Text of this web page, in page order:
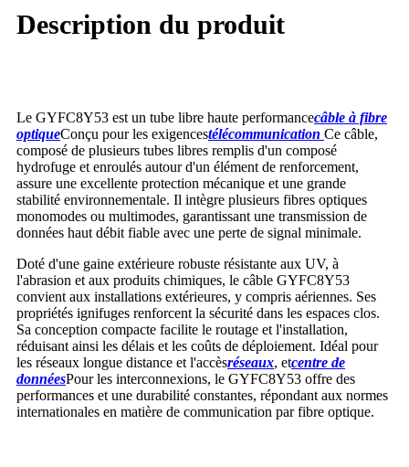
Description du produit
Le GYFC8Y53 est un tube libre haute performancecâble à fibre
optiqueConçu pour les exigencestélécommunication Ce câble,
composé de plusieurs tubes libres remplis d'un composé
hydrofuge et enroulés autour d'un élément de renforcement,
assure une excellente protection mécanique et une grande
stabilité environnementale. Il intègre plusieurs fibres optiques
monomodes ou multimodes, garantissant une transmission de
données haut débit fiable avec une perte de signal minimale.
Doté d'une gaine extérieure robuste résistante aux UV, à
l'abrasion et aux produits chimiques, le câble GYFC8Y53
convient aux installations extérieures, y compris aériennes. Ses
propriétés ignifuges renforcent la sécurité dans les espaces clos.
Sa conception compacte facilite le routage et l'installation,
réduisant ainsi les délais et les coûts de déploiement. Idéal pour
les réseaux longue distance et l'accèsréseaux, etcentre de
donnéesPour les interconnexions, le GYFC8Y53 offre des
performances et une durabilité constantes, répondant aux normes
internationales en matière de communication par fibre optique.